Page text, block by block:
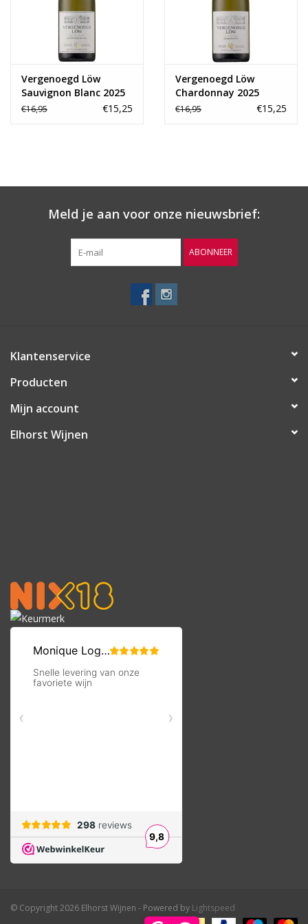
Vergenoegd Löw
Sauvignon Blanc 2025
€16,95 €15,25
Vergenoegd Löw
Chardonnay 2025
€16,95 €15,25
Meld je aan voor onze nieuwsbrief:
ABONNEER
Klantenservice
Producten
Mijn account
Elhorst Wijnen
© Copyright 2026 Elhorst Wijnen - Powered by Lightspeed